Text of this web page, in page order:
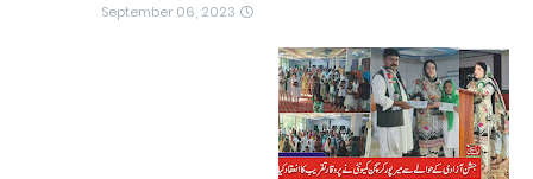
September 06, 2023